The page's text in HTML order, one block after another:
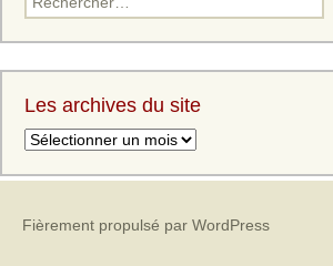
Les archives du site
Fièrement propulsé par WordPress